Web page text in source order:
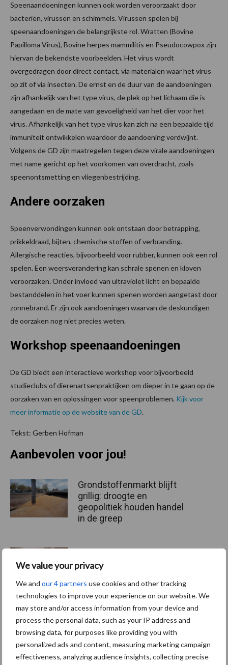
We value your privacy
We and our 4 partners use cookies and other tracking
technologies to improve your experience on our website. We
may store and/or access information from your device and
process the personal data, such as your IP address and
browsing data, for purposes like providing you with
personalized ads and content, measuring marketing campaign
effectiveness, analyzing audience insights, collecting precise
Speenaandoeningen kunnen ook worden veroorzaakt door
bacteriën, virussen en schimmels. Virussen spelen bij
speenaandoeningen de belangrijkste rol. Wratten (Bovine
Papilloma Virus), Bovine herpes mammilitis en Pseudocowpox zijn
hiervan de bekendste voorbeelden. Het virus wordt
overgedragen door direct contact, via materialen waar het virus
op zit of via insecten. De ernst en de duur van de aandoeningen
zijn afhankelijk van het type virus, de plek op het lichaam die is
aangedaan en de mate van gevoeligheid van het dier voor het
virus. Afhankelijk van het type virus kan zich na een bepaalde tijd
immuniteit ontwikkelen waardoor de aandoening verdwijnt.
Volgens de GD zijn maatregelen tegen deze virale aandoeningen
met name gericht op het voorkomen van overdracht, zoals
speenontsmetting en vliegenbestrijding.
Andere oorzaken
Speenverwondingen kunnen ook ontstaan door betrapping,
prikkeldraad, bijten, chemische stoffen of verbranding.
Allergische reacties, bijvoorbeeld voor rubber, kunnen ook een rol
spelen. Een weersverandering kan schrale spenen en kloven
veroorzaken. Onder invloed van ultraviolet licht en bepaalde
bestanddelen in het voer kunnen spenen worden aangetast door
zonnebrand. Er zijn ook aandoeningen waarvan de deskundigen
de oorzaken nog niet precies weten.
Workshop speenaandoeningen
De GD biedt een interactieve workshop voor bijvoorbeeld
studieclubs of dierenartsenpraktijken om dieper in te gaan op de
oorzaken van en oplossingen voor speenproblemen. Kijk voor
meer informatie op de website van de GD.
Tekst: Gerben Hofman
Aanbevolen voor jou!
Grondstoffenmarkt blijft
grillig: droogte en
geopolitiek houden handel
in de greep
onderschatte risicofactor
ForFarmers ziet volume en
marktaandeel groeien in
krimpende Nederlandse
markt